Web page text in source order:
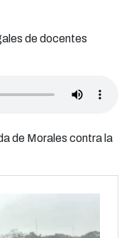
de docentes
de Morales contra la